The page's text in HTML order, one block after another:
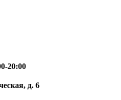
20:00
д. 6